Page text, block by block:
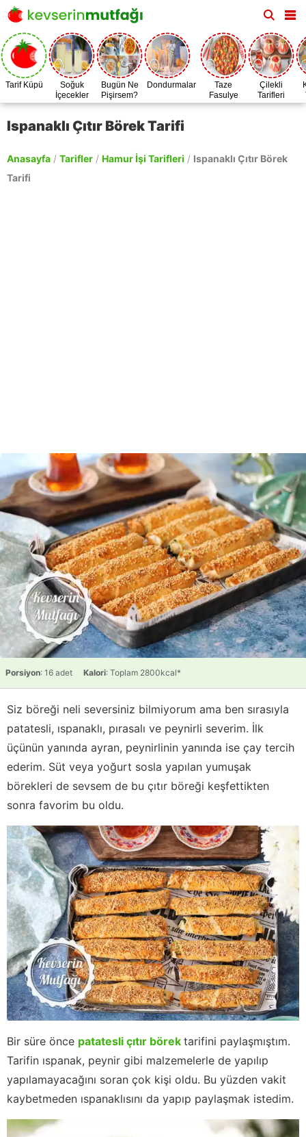
Tarif Küpü
Soğuk
İçecekler
Bugün Ne
Pişirsem?
Dondurmalar
Taze
Fasulye
Zamanı
Çilekli
Tarifleri
Ispanaklı Çıtır Börek Tarifi
Anasayfa / Tarifler / Hamur İşi Tarifleri / Ispanaklı Çıtır Börek
Tarifi
Porsiyon: 16 adet Kalori: Toplam 2800kcal*
Siz böreği neli seversiniz bilmiyorum ama ben sırasıyla
patatesli, ıspanaklı, pırasalı ve peynirli severim. İlk
üçünün yanında ayran, peynirlinin yanında ise çay tercih
ederim. Süt veya yoğurt sosla yapılan yumuşak
börekleri de sevsem de bu çıtır böreği keşfettikten
sonra favorim bu oldu.
Bir süre önce patatesli çıtır börek tarifini paylaşmıştım.
Tarifin ıspanak, peynir gibi malzemelerle de yapılıp
yapılamayacağını soran çok kişi oldu. Bu yüzden vakit
kaybetmeden ıspanaklısını da yapıp paylaşmak istedim.